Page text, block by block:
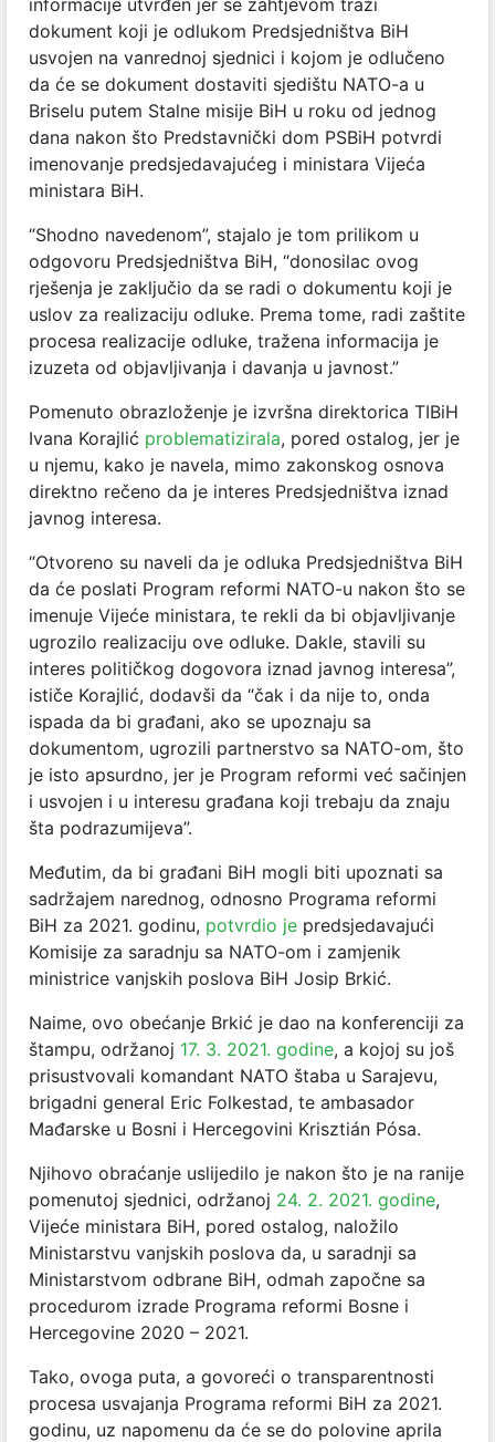
dokument koji je odlukom Predsjedništva BiH
usvojen na vanrednoj sjednici i kojom je odlučeno
da će se dokument dostaviti sjedištu NATO-a u
Briselu putem Stalne misije BiH u roku od jednog
dana nakon što Predstavnički dom PSBiH potvrdi
imenovanje predsjedavajućeg i ministara Vijeća
ministara BiH.
“Shodno navedenom”, stajalo je tom prilikom u
odgovoru Predsjedništva BiH, “donosilac ovog
rješenja je zaključio da se radi o dokumentu koji je
uslov za realizaciju odluke. Prema tome, radi zaštite
procesa realizacije odluke, tražena informacija je
izuzeta od objavljivanja i davanja u javnost.”
Pomenuto obrazloženje je izvršna direktorica TIBiH
Ivana Korajlić problematizirala, pored ostalog, jer je
u njemu, kako je navela, mimo zakonskog osnova
direktno rečeno da je interes Predsjedništva iznad
javnog interesa.
“Otvoreno su naveli da je odluka Predsjedništva BiH
da će poslati Program reformi NATO-u nakon što se
imenuje Vijeće ministara, te rekli da bi objavljivanje
ugrozilo realizaciju ove odluke. Dakle, stavili su
interes političkog dogovora iznad javnog interesa”,
ističe Korajlić, dodavši da “čak i da nije to, onda
ispada da bi građani, ako se upoznaju sa
dokumentom, ugrozili partnerstvo sa NATO-om, što
je isto apsurdno, jer je Program reformi već sačinjen
i usvojen i u interesu građana koji trebaju da znaju
šta podrazumijeva”.
Međutim, da bi građani BiH mogli biti upoznati sa
sadržajem narednog, odnosno Programa reformi
BiH za 2021. godinu, potvrdio je predsjedavajući
Komisije za saradnju sa NATO-om i zamjenik
ministrice vanjskih poslova BiH Josip Brkić.
Naime, ovo obećanje Brkić je dao na konferenciji za
štampu, održanoj 17. 3. 2021. godine, a kojoj su još
prisustvovali komandant NATO štaba u Sarajevu,
brigadni general Eric Folkestad, te ambasador
Mađarske u Bosni i Hercegovini Krisztián Pósa.
Njihovo obraćanje uslijedilo je nakon što je na ranije
pomenutoj sjednici, održanoj 24. 2. 2021. godine,
Vijeće ministara BiH, pored ostalog, naložilo
Ministarstvu vanjskih poslova da, u saradnji sa
Ministarstvom odbrane BiH, odmah započne sa
procedurom izrade Programa reformi Bosne i
Hercegovine 2020 – 2021.
Tako, ovoga puta, a govoreći o transparentnosti
procesa usvajanja Programa reformi BiH za 2021.
godinu, uz napomenu da će se do polovine aprila